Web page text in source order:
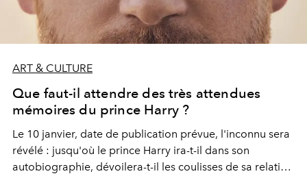
ART & CULTURE
Que faut-il attendre des très attendues
mémoires du prince Harry ?
Le 10 janvier, date de publication prévue, l'inconnu sera
révélé : jusqu'où le prince Harry ira-t-il dans son
autobiographie, dévoilera-t-il les coulisses de sa relation